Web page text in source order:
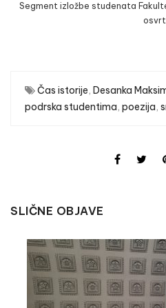
Segment izložbe studenata
osvrt
Čas istorije, Desanka
podrska studentima, poezija,
SLIČNE OBJAVE